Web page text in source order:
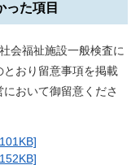
った項目
会福祉施設一般検査に
おり留意事項を掲載
おいて御留意くださ